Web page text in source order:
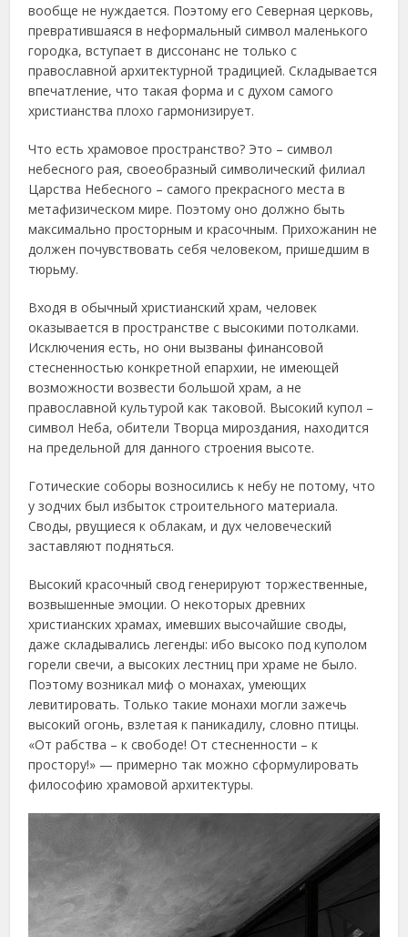
вообще не нуждается. Поэтому его Северная церковь,
превратившаяся в неформальный символ маленького
городка, вступает в диссонанс не только с
православной архитектурной традицией. Складывается
впечатление, что такая форма и с духом самого
христианства плохо гармонизирует.
Что есть храмовое пространство? Это – символ
небесного рая, своеобразный символический филиал
Царства Небесного – самого прекрасного места в
метафизическом мире. Поэтому оно должно быть
максимально просторным и красочным. Прихожанин не
должен почувствовать себя человеком, пришедшим в
тюрьму.
Входя в обычный христианский храм, человек
оказывается в пространстве с высокими потолками.
Исключения есть, но они вызваны финансовой
стесненностью конкретной епархии, не имеющей
возможности возвести большой храм, а не
православной культурой как таковой. Высокий купол –
символ Неба, обители Творца мироздания, находится
на предельной для данного строения высоте.
Готические соборы возносились к небу не потому, что
у зодчих был избыток строительного материала.
Своды, рвущиеся к облакам, и дух человеческий
заставляют подняться.
Высокий красочный свод генерируют торжественные,
возвышенные эмоции. О некоторых древних
христианских храмах, имевших высочайшие своды,
даже складывались легенды: ибо высоко под куполом
горели свечи, а высоких лестниц при храме не было.
Поэтому возникал миф о монахах, умеющих
левитировать. Только такие монахи могли зажечь
высокий огонь, взлетая к паникадилу, словно птицы.
«От рабства – к свободе! От стесненности – к
простору!» — примерно так можно сформулировать
философию храмовой архитектуры.